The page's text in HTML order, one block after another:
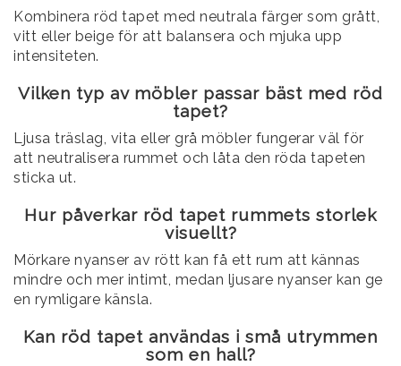
Kombinera röd tapet med neutrala färger som grått,
vitt eller beige för att balansera och mjuka upp
intensiteten.
Vilken typ av möbler passar bäst med röd
tapet?
Ljusa träslag, vita eller grå möbler fungerar väl för
att neutralisera rummet och låta den röda tapeten
sticka ut.
Hur påverkar röd tapet rummets storlek
visuellt?
Mörkare nyanser av rött kan få ett rum att kännas
mindre och mer intimt, medan ljusare nyanser kan ge
en rymligare känsla.
Kan röd tapet användas i små utrymmen
som en hall?